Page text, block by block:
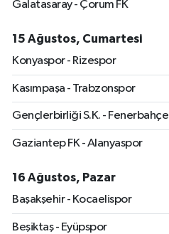
Galatasaray - Çorum FK
15 Ağustos, Cumartesi
Konyaspor - Rizespor
Kasımpaşa - Trabzonspor
Gençlerbirliği S.K. - Fenerbahçe
Gaziantep FK - Alanyaspor
16 Ağustos, Pazar
Başakşehir - Kocaelispor
Beşiktaş - Eyüpspor